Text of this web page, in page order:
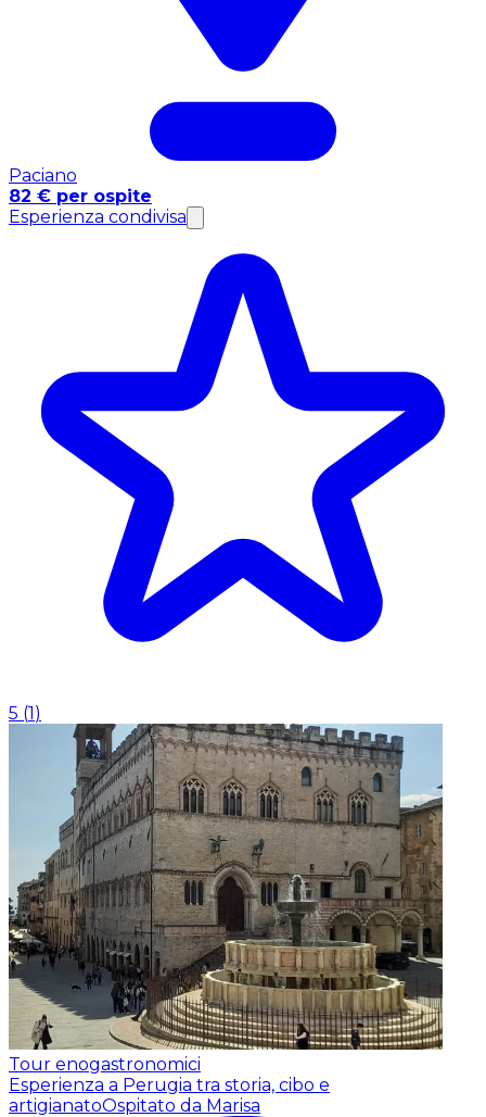
Paciano
82 € per ospite
Esperienza condivisa
5 (1)
Tour enogastronomici
Esperienza a Perugia tra storia, cibo e
artigianatoOspitato da Marisa